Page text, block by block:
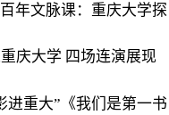
年文脉课：重庆大学探
庆大学 四场连演展现
进重大”《我们是第一书